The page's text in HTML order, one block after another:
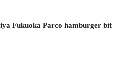
Fukuoka Parco hamburger bít